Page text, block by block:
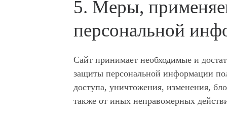
5. Меры,
персональной
Сайт принимает необходимые и
защиты персональной информации
доступа, уничтожения, изменения,
также от иных неправомерных